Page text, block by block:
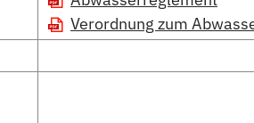
Verordnung zum